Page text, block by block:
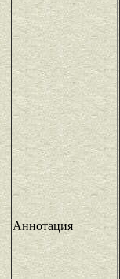
Аннотация